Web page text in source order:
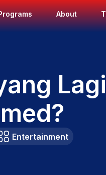
About
Lagi
Entertainment